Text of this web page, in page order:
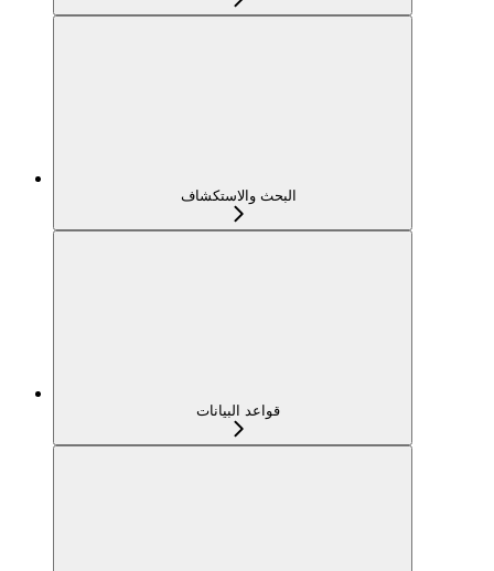
البحث والاستكشاف
قواعد البيانات